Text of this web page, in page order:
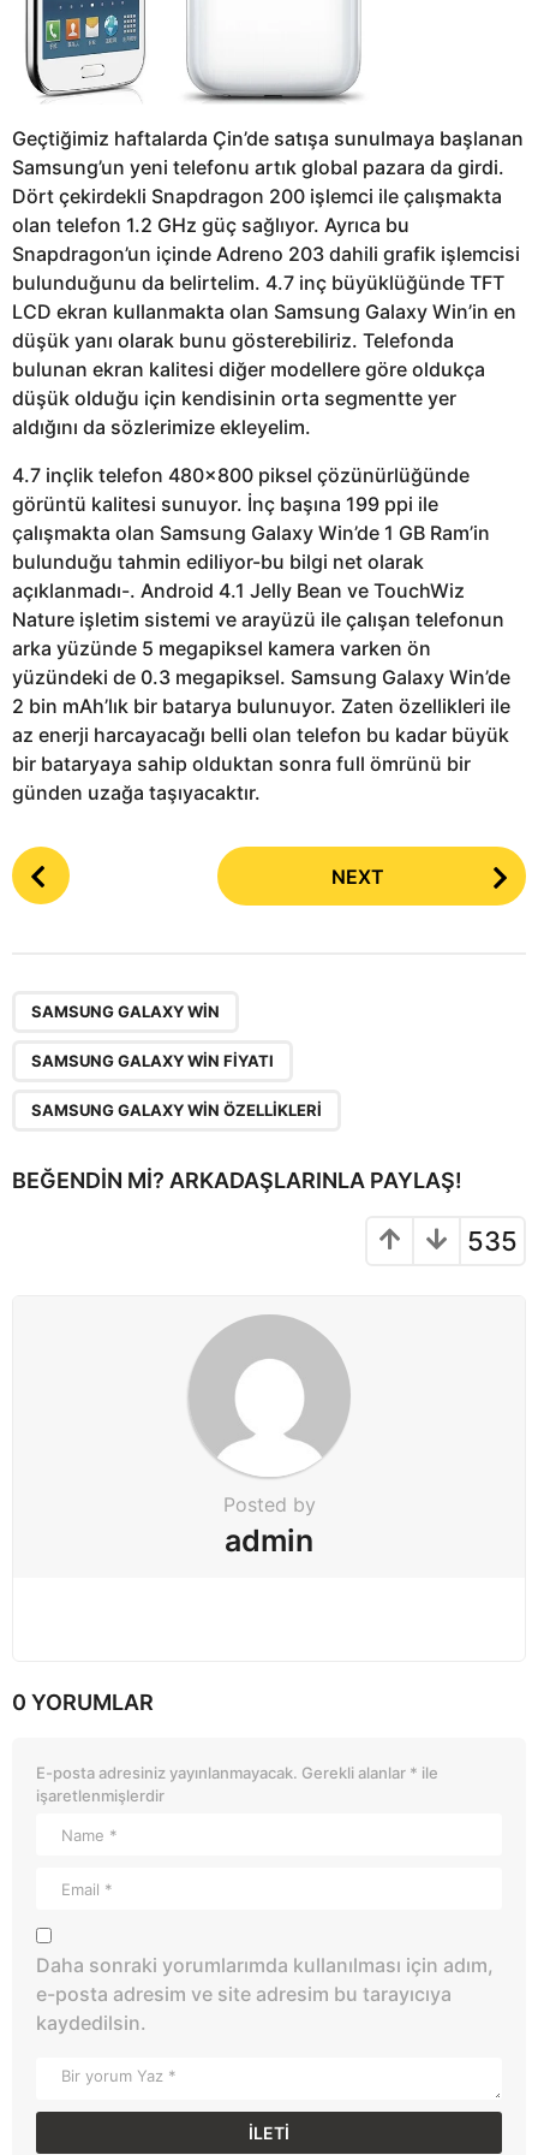
Geçtiğimiz haftalarda Çin’de satışa sunulmaya başlanan
Samsung’un yeni telefonu artık global pazara da girdi.
Dört çekirdekli Snapdragon 200 işlemci ile çalışmakta
olan telefon 1.2 GHz güç sağlıyor. Ayrıca bu
Snapdragon’un içinde Adreno 203 dahili grafik işlemcisi
bulunduğunu da belirtelim. 4.7 inç büyüklüğünde TFT
LCD ekran kullanmakta olan Samsung Galaxy Win’in en
düşük yanı olarak bunu gösterebiliriz. Telefonda
bulunan ekran kalitesi diğer modellere göre oldukça
düşük olduğu için kendisinin orta segmentte yer
aldığını da sözlerimize ekleyelim.
4.7 inçlik telefon 480×800 piksel çözünürlüğünde
görüntü kalitesi sunuyor. İnç başına 199 ppi ile
çalışmakta olan Samsung Galaxy Win’de 1 GB Ram’in
bulunduğu tahmin ediliyor-bu bilgi net olarak
açıklanmadı-. Android 4.1 Jelly Bean ve TouchWiz
Nature işletim sistemi ve arayüzü ile çalışan telefonun
arka yüzünde 5 megapiksel kamera varken ön
yüzündeki de 0.3 megapiksel. Samsung Galaxy Win’de
2 bin mAh’lık bir batarya bulunuyor. Zaten özellikleri ile
az enerji harcayacağı belli olan telefon bu kadar büyük
bir bataryaya sahip olduktan sonra full ömrünü bir
günden uzağa taşıyacaktır.
P
o
t
NEXT
SAMSUNG GALAXY WIN
SAMSUNG GALAXY WIN FIYATI
SAMSUNG GALAXY WIN ÖZELLIKLERI
BEĞENDIN MI? ARKADAŞLARINLA PAYLAŞ!
535
Posted by
admin
0 YORUMLAR
E-posta adresiniz yayınlanmayacak. Gerekli alanlar * ile
işaretlenmişlerdir
Daha sonraki yorumlarımda kullanılması için adım,
e-posta adresim ve site adresim bu tarayıcıya
kaydedilsin.